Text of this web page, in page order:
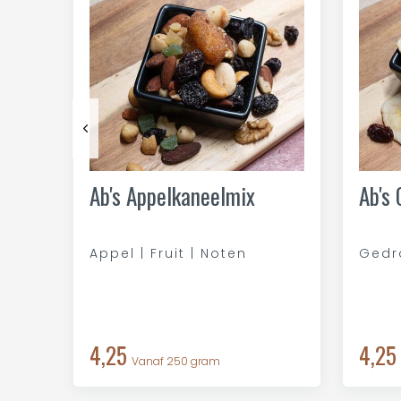
Ab's Appelkaneelmix
Appel | Fruit | Noten
4,25 Vanaf 250 gram 4,25